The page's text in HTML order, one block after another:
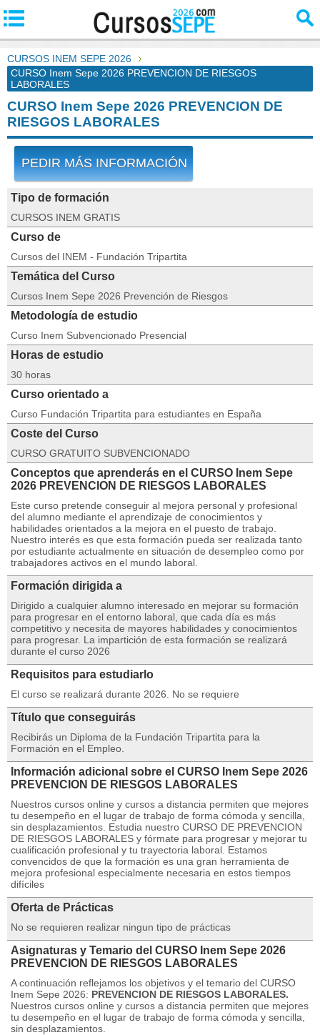
CURSOS INEM SEPE 2026
CURSO Inem Sepe 2026 PREVENCION DE RIESGOS
LABORALES
CURSO Inem Sepe 2026 PREVENCION DE
RIESGOS LABORALES
PEDIR MÁS INFORMACIÓN
Tipo de formación
CURSOS INEM GRATIS
Curso de
Cursos del INEM - Fundación Tripartita
Temática del Curso
Cursos Inem Sepe 2026 Prevención de Riesgos
Metodología de estudio
Curso Inem Subvencionado Presencial
Horas de estudio
30 horas
Curso orientado a
Curso Fundación Tripartita para estudiantes en España
Coste del Curso
CURSO GRATUITO SUBVENCIONADO
Conceptos que aprenderás en el CURSO Inem Sepe
2026 PREVENCION DE RIESGOS LABORALES
Este curso pretende conseguir al mejora personal y profesional
del alumno mediante el aprendizaje de conocimientos y
habilidades orientados a la mejora en el puesto de trabajo.
Nuestro interés es que esta formación pueda ser realizada tanto
por estudiante actualmente en situación de desempleo como por
trabajadores activos en el mundo laboral.
Formación dirigida a
Dirigido a cualquier alumno interesado en mejorar su formación
para progresar en el entorno laboral, que cada día es más
competitivo y necesita de mayores habilidades y conocimientos
para progresar. La impartición de esta formación se realizará
durante el curso 2026
Requisitos para estudiarlo
El curso se realizará durante 2026. No se requiere
Título que conseguirás
Recibirás un Diploma de la Fundación Tripartita para la
Formación en el Empleo.
Información adicional sobre el CURSO Inem Sepe 2026
PREVENCION DE RIESGOS LABORALES
Nuestros cursos online y cursos a distancia permiten que mejores
tu desempeño en el lugar de trabajo de forma cómoda y sencilla,
sin desplazamientos. Estudia nuestro CURSO DE PREVENCION
DE RIESGOS LABORALES y fórmate para progresar y mejorar tu
cualificación profesional y tu trayectoria laboral. Estamos
convencidos de que la formación es una gran herramienta de
mejora profesional especialmente necesaria en estos tiempos
difíciles
Oferta de Prácticas
No se requieren realizar ningun tipo de prácticas
Asignaturas y Temario del CURSO Inem Sepe 2026
PREVENCION DE RIESGOS LABORALES
A continuación reflejamos los objetivos y el temario del CURSO
Inem Sepe 2026: PREVENCION DE RIESGOS LABORALES.
Nuestros cursos online y cursos a distancia permiten que mejores
tu desempeño en el lugar de trabajo de forma cómoda y sencilla,
sin desplazamientos.